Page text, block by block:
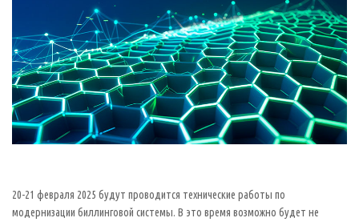
20-21 февраля 2025 будут проводится технические работы по
модернизации биллинговой системы. В это время возможно будет не